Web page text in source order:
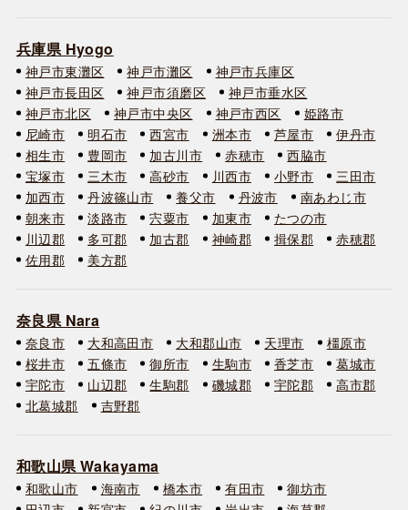
兵庫県 Hyogo
神戸市東灘区 神戸市灘区
神戸市兵庫区
神戸市長田区
神戸市須磨区
神戸市垂水区
神戸市北区
神戸市中央区 神戸市西区
姫路市
尼崎市
明石市 西宮市 洲本市 芦屋市
伊丹市
相生市
豊岡市 加古川市 赤穂市
西脇市
宝塚市
三木市 高砂市 川西市 小野市
三田市
加西市
丹波篠山市 養父市 丹波市
南あわじ市
朝来市
淡路市 宍粟市 加東市
たつの市
川辺郡
多可郡 加古郡 神崎郡 揖保郡
赤穂郡
佐用郡
美方郡
奈良県 Nara
奈良市 大和高田市 大和郡山市 天理市
橿原市
桜井市
五條市 御所市 生駒市 香芝市
葛城市
宇陀市
山辺郡 生駒郡 磯城郡 宇陀郡
高市郡
北葛城郡
吉野郡
和歌山県 Wakayama
和歌山市 海南市 橋本市 有田市
御坊市